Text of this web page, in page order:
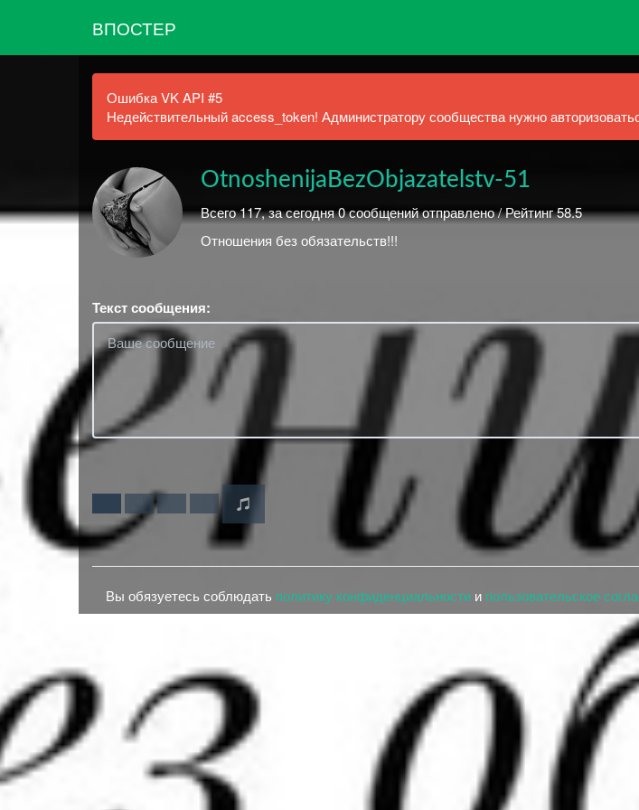
ВПОСТЕР
Ошибка VK API #5
Недействительный access_token! Администратору сообщества нужно
OtnoshenijaBezObjazatelstv-51
Всего 117, за сегодня 0 сообщений отправлено / Рейтинг 58.5
Отношения без обязательств!!!
Текст сообщения:
Вы обязуетесь соблюдать политику конфиденциальности и пользовательское